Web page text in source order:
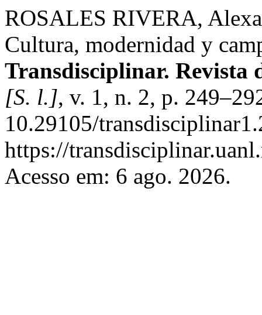
ROSALES RIVERA,
Cultura, modernidad y
Transdisciplinar. Revista
[S. l.], v. 1, n. 2, p.
10.29105/
https://
Acesso em: 6 ago. 2026.